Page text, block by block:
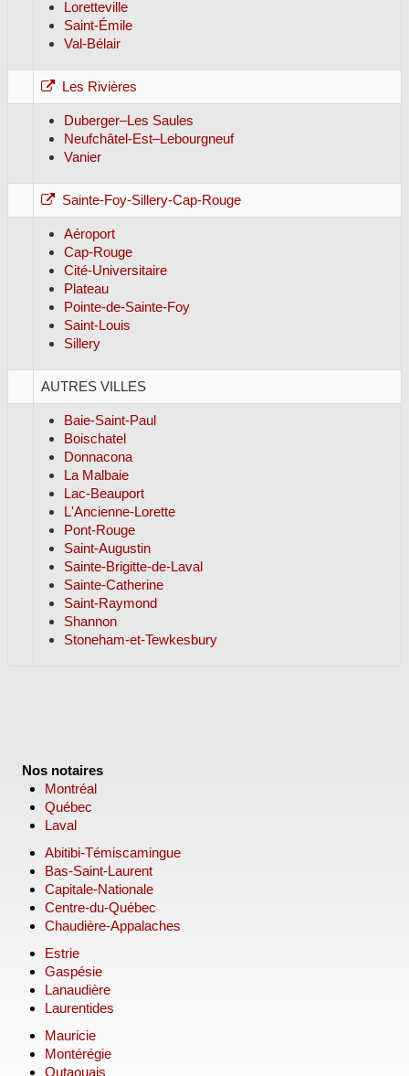
Loretteville
Saint-Émile
Val-Bélair
Les Rivières
Duberger–Les Saules
Neufchâtel-Est–Lebourgneuf
Vanier
Sainte-Foy-Sillery-Cap-Rouge
Aéroport
Cap-Rouge
Cité-Universitaire
Plateau
Pointe-de-Sainte-Foy
Saint-Louis
Sillery
AUTRES VILLES
Baie-Saint-Paul
Boischatel
Donnacona
La Malbaie
Lac-Beauport
L'Ancienne-Lorette
Pont-Rouge
Saint-Augustin
Sainte-Brigitte-de-Laval
Sainte-Catherine
Saint-Raymond
Shannon
Stoneham-et-Tewkesbury
Nos notaires
Montréal
Québec
Laval
Abitibi-Témiscamingue
Bas-Saint-Laurent
Capitale-Nationale
Centre-du-Québec
Chaudière-Appalaches
Estrie
Gaspésie
Lanaudière
Laurentides
Mauricie
Montérégie
Outaouais